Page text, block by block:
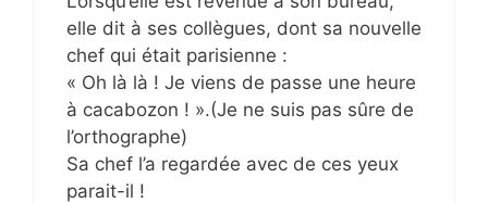
elle dit à ses collègues, dont sa nouvelle
chef qui était parisienne :
« Oh là là ! Je viens de passe une heure
à cacabozon ! ».(Je ne suis pas sûre de
l’orthographe)
Sa chef l’a regardée avec de ces yeux
parait-il !